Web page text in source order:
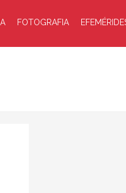
FOTOGRAFIA